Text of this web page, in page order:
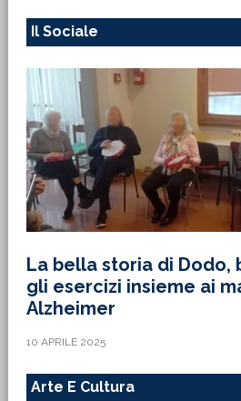
Il Sociale
La bella storia di Dodo,
gli esercizi insieme ai
Alzheimer
10 APRILE 2025
Arte E Cultura